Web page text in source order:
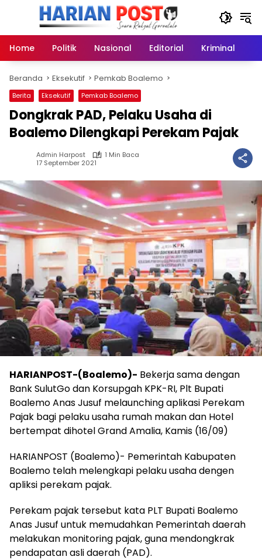
Home
Politik Nasional Editorial Kriminal
Beranda Eksekutif Pemkab Boalemo
Berita Eksekutif Pemkab Boalemo
Dongkrak PAD, Pelaku Usaha di
Boalemo Dilengkapi Perekam Pajak
Admin Harpost
1 Min Baca
17 September 2021
HARIANPOST-(Boalemo)- Bekerja sama dengan
Bank SulutGo dan Korsupgah KPK-RI, Plt Bupati
Boalemo Anas Jusuf melaunching aplikasi Perekam
Pajak bagi pelaku usaha rumah makan dan Hotel
bertempat dihotel Grand Amalia, Kamis (16/09)
HARIANPOST (Boalemo)- Pemerintah Kabupaten
Boalemo telah melengkapi pelaku usaha dengen
apliksi perekam pajak.
Perekam pajak tersebut kata PLT Bupati Boalemo
Anas Jusuf untuk memudahkan Pemerintah daerah
melakukan monitoring pajak, guna mendongkrak
pendapatan asli daerah (PAD).